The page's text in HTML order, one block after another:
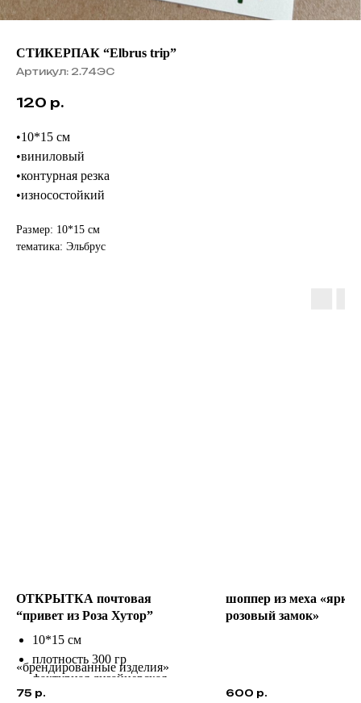
СТИКЕРПАК “Elbrus trip”
Артикул: 2.74ЭС
120 р.
•10*15 см
•виниловый
•контурная резка
•износостойкий
Размер: 10*15 см
тематика: Эльбрус
ОТКРЫТКА почтовая
“привет из Роза Хутор”
10*15 см
плотность 300 гр
фактурная дизайнерская
бумага
«брендированные изделия»
75 р.
шоппер из меха «ярко-
розовый замок»
600 р.